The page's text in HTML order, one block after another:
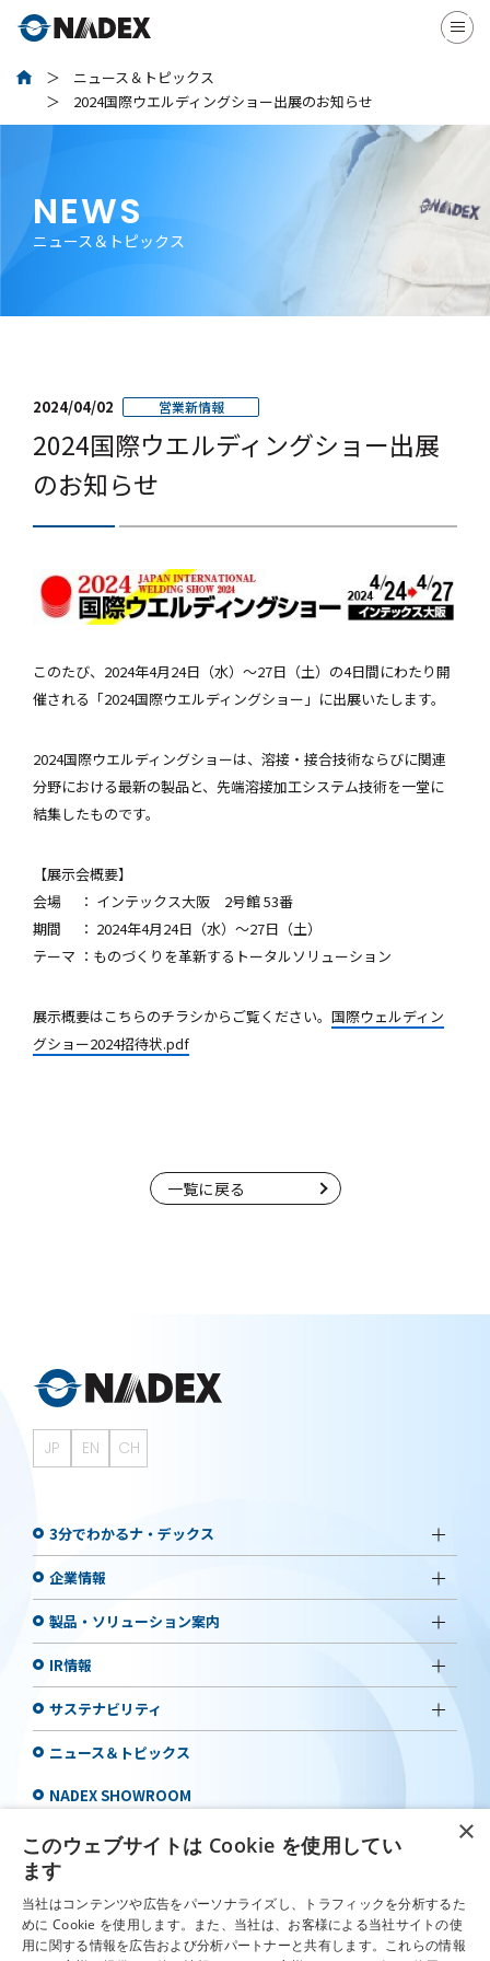
ニュース＆トピックス
2024国際ウエルディングショー出展のお知らせ
NEWS
ニュース＆トピックス
2024/04/02 営業新情報
2024国際ウエルディングショー出展
のお知らせ
このたび、2024年4月24日（水）～27日（土）の4日間にわたり開
催される「2024国際ウエルディングショー」に出展いたします。
2024国際ウエルディングショーは、溶接・接合技術ならびに関連
分野における最新の製品と、先端溶接加工システム技術を一堂に
結集したものです。
【展示会概要】
会場 ： インテックス大阪 2号館 53番
期間 ： 2024年4月24日（水）～27日（土）
テーマ ：ものづくりを革新するトータルソリューション
展示概要はこちらのチラシからご覧ください。 国際ウェルディン
グショー2024招待状.pdf
一覧に戻る
JP EN CH
3分でわかるナ・デックス
企業情報
製品・ソリューション案内
IR情報
サステナビリティ
ニュース＆トピックス
NADEX SHOWROOM
プライバシーポリシー
情報セキュリティマネジメントシステム
採用情報
×
このウェブサイトは Cookie を使用してい
ます
当社はコンテンツや広告をパーソナライズし、トラフィックを分析するた
めに Cookie を使用します。また、当社は、お客様による当社サイトの使
用に関する情報を広告および分析パートナーと共有します。これらの情報